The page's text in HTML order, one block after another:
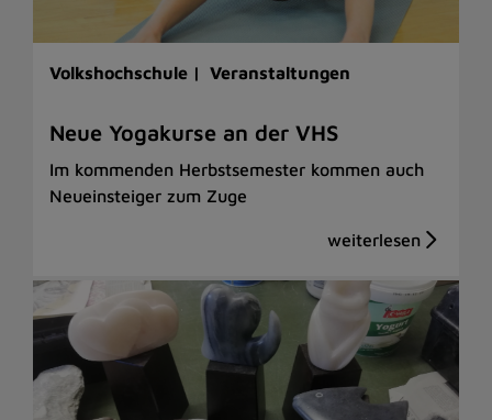
Volkshochschule | Veranstaltungen
Neue Yogakurse an der VHS
Im kommenden Herbstsemester kommen auch
Neueinsteiger zum Zuge